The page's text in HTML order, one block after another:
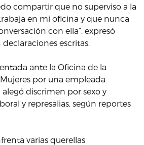
compartir que no superviso a la
en mi oficina y que nunca
con ella”, expresó
escritas.
ante la Oficina de la
por una empleada
discrimen por sexo y
y represalias, según reportes
varias querellas